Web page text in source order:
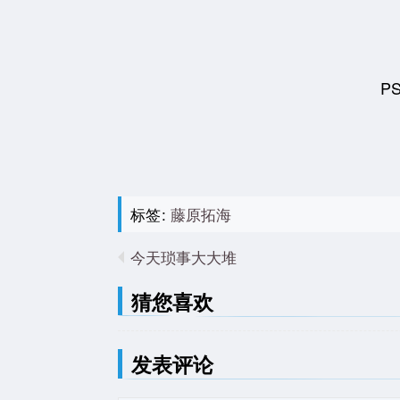
标签: 藤原拓海
今天琐事大大堆
猜您喜欢
发表评论